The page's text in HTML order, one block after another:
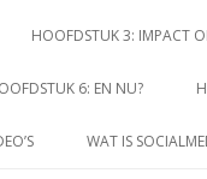
HOOFDSTUK 3: IMPACT
6: EN NU?
WAT IS